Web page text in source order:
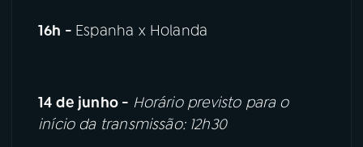
16h - Espanha x Holanda
14 de junho - Horário previsto para o
início da transmissão: 12h30